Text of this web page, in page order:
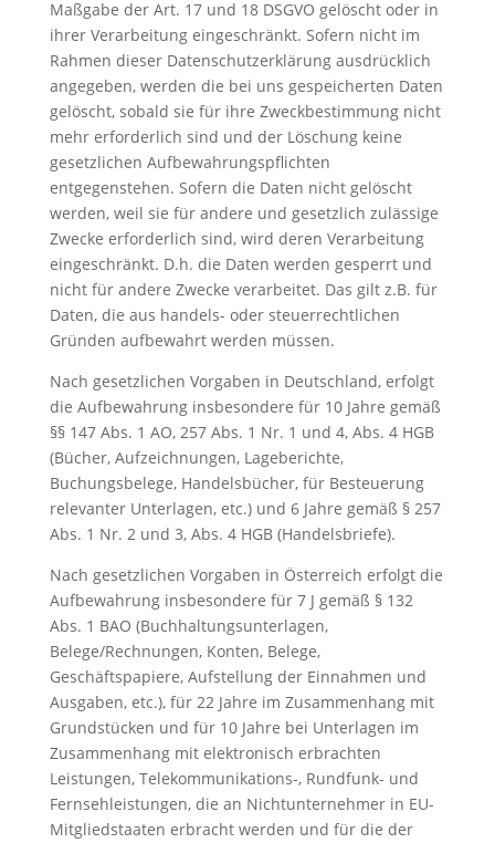
Maßgabe der Art. 17 und 18 DSGVO gelöscht oder in
ihrer Verarbeitung eingeschränkt. Sofern nicht im
Rahmen dieser Datenschutzerklärung ausdrücklich
angegeben, werden die bei uns gespeicherten Daten
gelöscht, sobald sie für ihre Zweckbestimmung nicht
mehr erforderlich sind und der Löschung keine
gesetzlichen Aufbewahrungspflichten
entgegenstehen. Sofern die Daten nicht gelöscht
werden, weil sie für andere und gesetzlich zulässige
Zwecke erforderlich sind, wird deren Verarbeitung
eingeschränkt. D.h. die Daten werden gesperrt und
nicht für andere Zwecke verarbeitet. Das gilt z.B. für
Daten, die aus handels- oder steuerrechtlichen
Gründen aufbewahrt werden müssen.
Nach gesetzlichen Vorgaben in Deutschland, erfolgt
die Aufbewahrung insbesondere für 10 Jahre gemäß
§§ 147 Abs. 1 AO, 257 Abs. 1 Nr. 1 und 4, Abs. 4 HGB
(Bücher, Aufzeichnungen, Lageberichte,
Buchungsbelege, Handelsbücher, für Besteuerung
relevanter Unterlagen, etc.) und 6 Jahre gemäß § 257
Abs. 1 Nr. 2 und 3, Abs. 4 HGB (Handelsbriefe).
Nach gesetzlichen Vorgaben in Österreich erfolgt die
Aufbewahrung insbesondere für 7 J gemäß § 132
Abs. 1 BAO (Buchhaltungsunterlagen,
Belege/Rechnungen, Konten, Belege,
Geschäftspapiere, Aufstellung der Einnahmen und
Ausgaben, etc.), für 22 Jahre im Zusammenhang mit
Grundstücken und für 10 Jahre bei Unterlagen im
Zusammenhang mit elektronisch erbrachten
Leistungen, Telekommunikations-, Rundfunk- und
Fernsehleistungen, die an Nichtunternehmer in EU-
Mitgliedstaaten erbracht werden und für die der